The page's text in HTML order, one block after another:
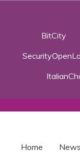
BitCity
Home